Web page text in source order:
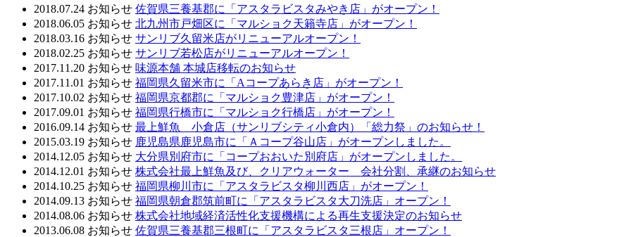
2018.07.24 お知らせ 佐賀県三養基郡に「アスタラビスタみやき店」がオープン！
2018.06.05 お知らせ 北九州市戸畑区に「マルショク天籟寺店」がオープン！
2018.03.16 お知らせ サンリブ久留米店がリニューアルオープン！
2018.02.25 お知らせ サンリブ若松店がリニューアルオープン！
2017.11.20 お知らせ 味源本舗 本城店移転のお知らせ
2017.11.01 お知らせ 福岡県久留米市に「Aコープあらき店」がオープン！
2017.10.02 お知らせ 福岡県京都郡に「マルショク豊津店」がオープン！
2017.09.01 お知らせ 福岡県行橋市に「マルショク行橋店」がオープン！
2016.09.14 お知らせ 最上鮮魚 小倉店（サンリブシティ小倉内）「総力祭」のお知らせ！
2015.03.19 お知らせ 鹿児島県鹿児島市に「Ａコープ谷山店」がオープンしました。
2014.12.05 お知らせ 大分県別府市に「コープおおいた別府店」がオープンしました。
2014.12.01 お知らせ 株式会社最上鮮魚及び、クリアウォーター 会社分割、承継のお知らせ
2014.10.25 お知らせ 福岡県柳川市に「アスタラビスタ柳川西店」がオープン！
2014.09.13 お知らせ 福岡県朝倉郡筑前町に「アスタラビスタ大刀洗店」オープン！
2014.08.06 お知らせ 株式会社地域経済活性化支援機構による再生支援決定のお知らせ
2013.06.08 お知らせ 佐賀県三養基郡三根町に「アスタラビスタ三根店」オープン！